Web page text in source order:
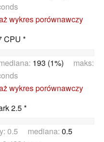
wykres porównawczy
CPU *
193 (1%) maks:
wykres porównawczy
2.5 *
0.5 mediana: 0.5